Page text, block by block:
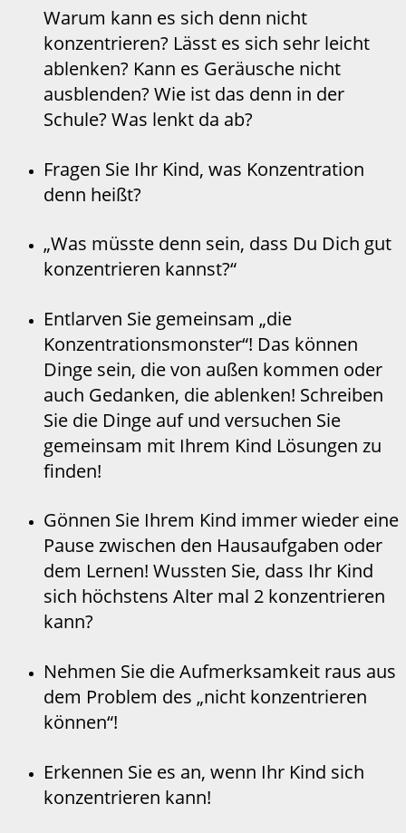
Warum kann es sich denn nicht
konzentrieren? Lässt es sich sehr leicht
ablenken? Kann es Geräusche nicht
ausblenden? Wie ist das denn in der
Schule? Was lenkt da ab?
Fragen Sie Ihr Kind, was Konzentration
denn heißt?
„Was müsste denn sein, dass Du Dich gut
konzentrieren kannst?“
Entlarven Sie gemeinsam „die
Konzentrationsmonster“! Das können
Dinge sein, die von außen kommen oder
auch Gedanken, die ablenken! Schreiben
Sie die Dinge auf und versuchen Sie
gemeinsam mit Ihrem Kind Lösungen zu
finden!
Gönnen Sie Ihrem Kind immer wieder eine
Pause zwischen den Hausaufgaben oder
dem Lernen! Wussten Sie, dass Ihr Kind
sich höchstens Alter mal 2 konzentrieren
kann?
Nehmen Sie die Aufmerksamkeit raus aus
dem Problem des „nicht konzentrieren
können“!
Erkennen Sie es an, wenn Ihr Kind sich
konzentrieren kann!